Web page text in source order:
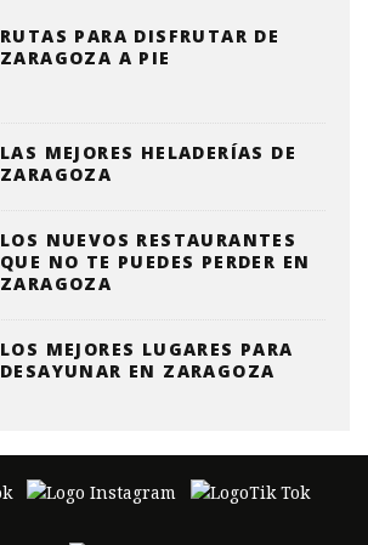
RUTAS PARA DISFRUTAR DE
ZARAGOZA A PIE
LAS MEJORES HELADERÍAS DE
ZARAGOZA
LOS NUEVOS RESTAURANTES
QUE NO TE PUEDES PERDER EN
ZARAGOZA
LOS MEJORES LUGARES PARA
DESAYUNAR EN ZARAGOZA